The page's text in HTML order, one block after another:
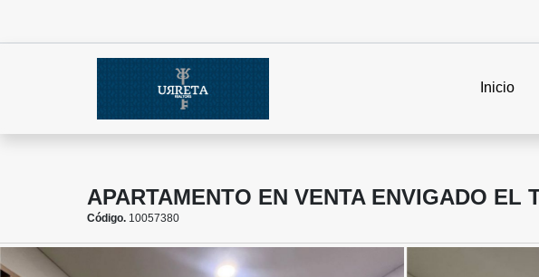
Inicio
APARTAMENTO EN VENTA ENVIGADO EL
Código. 10057380